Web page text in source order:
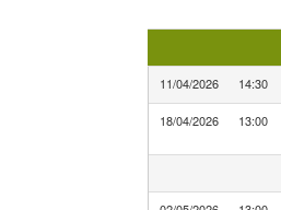
11/04/2026 14:30
18/04/2026 13:00